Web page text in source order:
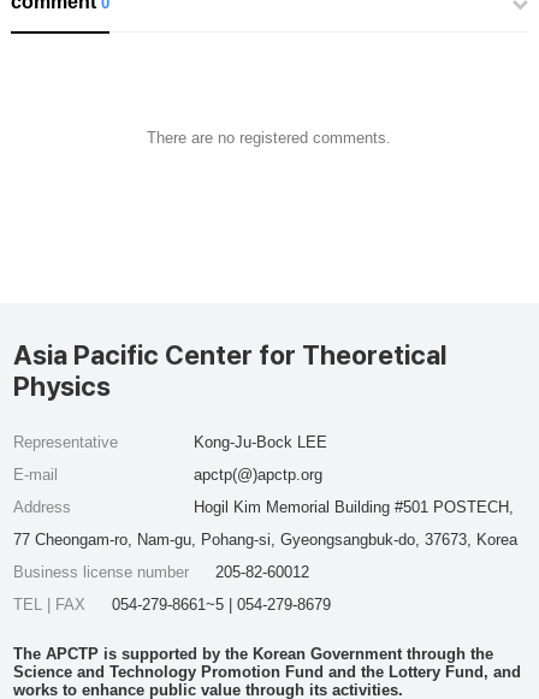
There are no registered comments.
Asia Pacific Center for Theoretical
Physics
Representative
Kong-Ju-Bock LEE
E-mail
apctp(@)apctp.org
Address
Hogil Kim Memorial Building #501 POSTECH,
77 Cheongam-ro, Nam-gu, Pohang-si, Gyeongsangbuk-do, 37673, Korea
Business license number
205-82-60012
TEL | FAX
054-279-8661~5 | 054-279-8679
The APCTP is supported by the Korean Government through the
Science and Technology Promotion Fund and the Lottery Fund, and
works to enhance public value through its activities.